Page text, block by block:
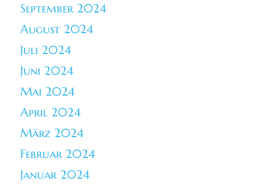
September 2024
August 2024
Juli 2024
Juni 2024
Mai 2024
April 2024
März 2024
Februar 2024
Januar 2024